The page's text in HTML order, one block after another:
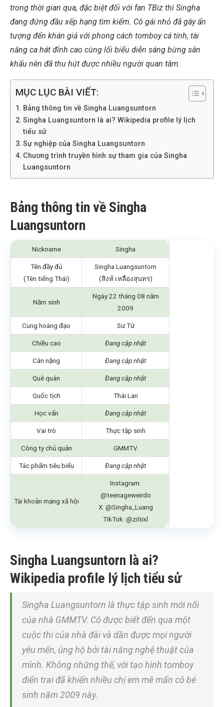
trong thời gian qua, đặc biệt đối với fan TBiz thì Singha
đang đứng đầu xếp hạng tìm kiếm. Cô gái nhỏ đã gây ấn
tượng đến khán giả với phong cách tomboy cá tính, tài
năng ca hát đỉnh cao cùng lối biểu diễn sáng bừng sân
khấu nên đã thu hút được nhiều người quan tâm.
MỤC LỤC BÀI VIẾT:
Bảng thông tin về Singha Luangsuntorn
Singha Luangsuntorn là ai? Wikipedia profile lý lịch
tiểu sử
Sự nghiệp của Singha Luangsuntorn
Chương trình truyền hình sự tham gia của Singha
Luangsuntorn
Bảng thông tin về Singha
Luangsuntorn
Nickname Singha
Tên đầy đủ
(Tên tiếng Thái)
Singha Luangsuntorn
(สิงห์ เหลืองสุนทร)
Năm sinh
Ngày 22 tháng 08 năm
2009
Cung hoàng đạo Sư Tử
Chiều cao Đang cập nhật
Cân nặng Đang cập nhật
Quê quán Đang cập nhật
Quốc tịch Thái Lan
Học vấn Đang cập nhật
Vai trò Thực tập sinh
Công ty chủ quản GMMTV
Tác phẩm tiêu biểu Đang cập nhật
Tài khoản mạng xã hội
Instagram:
@teenageweirdo
X: @Singha_Luang
TikTok: @zitiixl
Singha Luangsuntorn là ai?
Wikipedia profile lý lịch tiểu sử
Singha Luangsuntorn là thực tập sinh mới nổi
của nhà GMMTV. Cô được biết đến qua một
cuộc thi của nhà đài và dần được mọi người
yêu mến, ủng hộ bởi tài năng nghệ thuật của
mình. Không những thế, với tạo hình tomboy
điển trai đã khiến nhiều chị em mê mẩn cô bé
sinh năm 2009 này.